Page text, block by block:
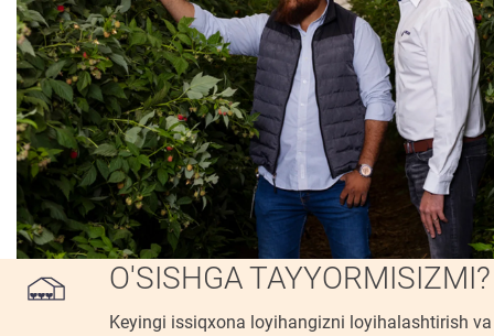
O'SISHGA TAYYORMISIZMI?
Keyingi issiqxona loyihangizni loyihalashtirish va